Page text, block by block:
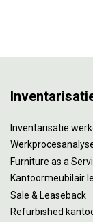
Inventarisatie
Furniture as a
Kantoormeubilair
Sale & Leaseback
Refurbished